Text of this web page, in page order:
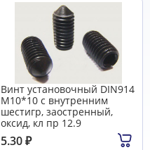
Винт установочный DIN914
М10*10 с внутренним
шестигр, заостренный,
оксид, кл пр 12.9
5.30₽